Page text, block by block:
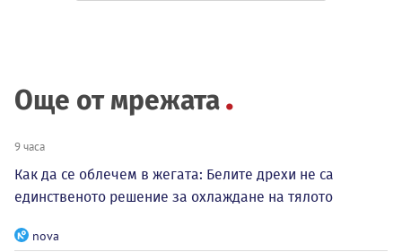
Още от мрежата
9 часа
Как да се облечем в жегата: Белите дрехи не са
единственото решение за охлаждане на тялото
nova